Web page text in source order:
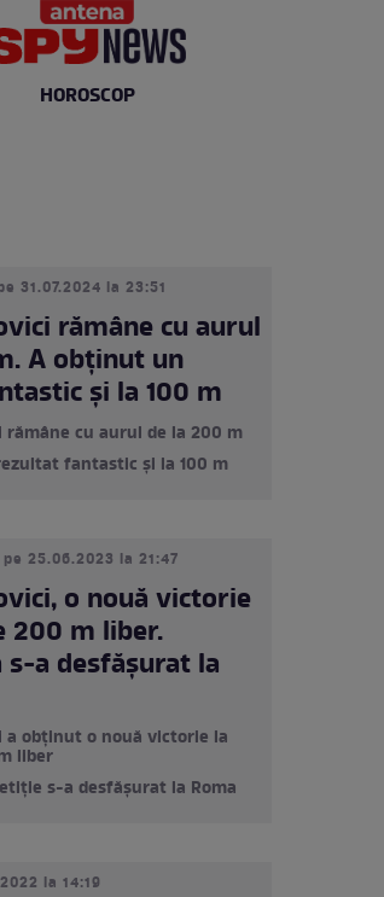
HOROSCOP
31.07.2024 la 23:51
rămâne cu aurul
A obținut un
și la 100 m
rămâne cu aurul de la 200 m
fantastic și la 100 m
pe 25.06.2023 la 21:47
o nouă victorie
200 m liber.
a desfășurat la
a obținut o nouă victorie la
liber
s-a desfășurat la Roma
la 14:19